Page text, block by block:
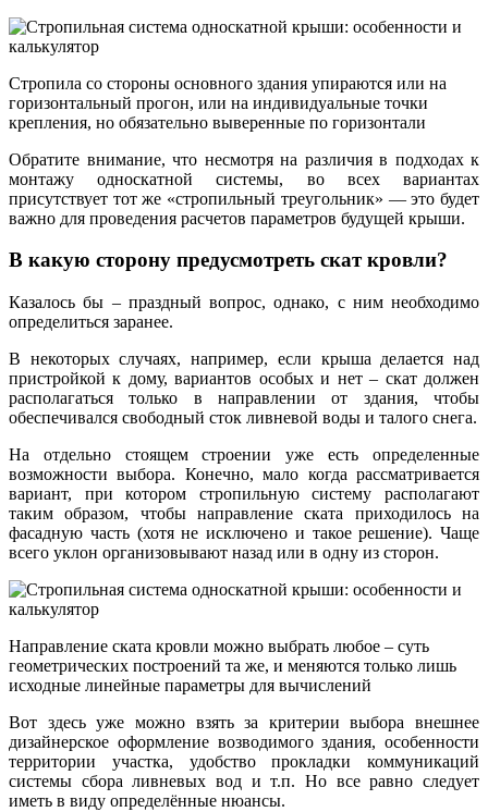
Стропила со стороны основного здания упираются или на
горизонтальный прогон, или на индивидуальные точки
крепления, но обязательно выверенные по горизонтали
Обратите внимание, что несмотря на различия в подходах к
монтажу односкатной системы, во всех вариантах
присутствует тот же «стропильный треугольник» — это будет
важно для проведения расчетов параметров будущей крыши.
В какую сторону предусмотреть скат кровли?
Казалось бы – праздный вопрос, однако, с ним необходимо
определиться заранее.
В некоторых случаях, например, если крыша делается над
пристройкой к дому, вариантов особых и нет – скат должен
располагаться только в направлении от здания, чтобы
обеспечивался свободный сток ливневой воды и талого снега.
На отдельно стоящем строении уже есть определенные
возможности выбора. Конечно, мало когда рассматривается
вариант, при котором стропильную систему располагают
таким образом, чтобы направление ската приходилось на
фасадную часть (хотя не исключено и такое решение). Чаще
всего уклон организовывают назад или в одну из сторон.
Направление ската кровли можно выбрать любое – суть
геометрических построений та же, и меняются только лишь
исходные линейные параметры для вычислений
Вот здесь уже можно взять за критерии выбора внешнее
дизайнерское оформление возводимого здания, особенности
территории участка, удобство прокладки коммуникаций
системы сбора ливневых вод и т.п. Но все равно следует
иметь в виду определённые нюансы.